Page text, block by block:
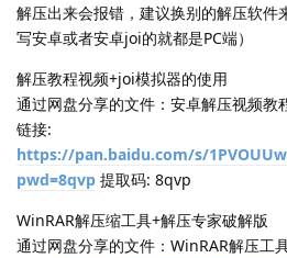
解压出来会报错，建议换别的解压软件
写安卓或者安卓joi的就都是PC端）
解压教程视频+joi模拟器的使用
通过网盘分享的文件：安卓解压视频教
链接:
https://pan.baidu.com/s/
pwd=8qvp 提取码: 8qvp
WinRAR解压缩工具+解压专家破解版
通过网盘分享的文件：WinRAR解压工